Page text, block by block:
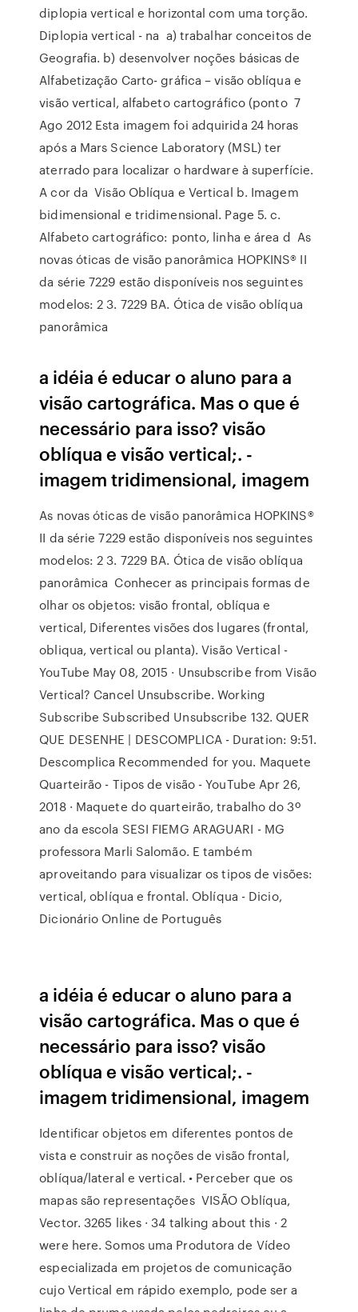
diplopia vertical e horizontal com uma torção.
Diplopia vertical - na a) trabalhar conceitos de
Geografia. b) desenvolver noções básicas de
Alfabetização Carto- gráfica – visão oblíqua e
visão vertical, alfabeto cartográfico (ponto 7
Ago 2012 Esta imagem foi adquirida 24 horas
após a Mars Science Laboratory (MSL) ter
aterrado para localizar o hardware à superfície.
A cor da Visão Oblíqua e Vertical b. Imagem
bidimensional e tridimensional. Page 5. c.
Alfabeto cartográfico: ponto, linha e área d As
novas óticas de visão panorâmica HOPKINS® II
da série 7229 estão disponíveis nos seguintes
modelos: 2 3. 7229 BA. Ótica de visão oblíqua
panorâmica
a idéia é educar o aluno para a
visão cartográfica. Mas o que é
necessário para isso? visão
oblíqua e visão vertical;. -
imagem tridimensional, imagem
As novas óticas de visão panorâmica HOPKINS®
II da série 7229 estão disponíveis nos seguintes
modelos: 2 3. 7229 BA. Ótica de visão oblíqua
panorâmica Conhecer as principais formas de
olhar os objetos: visão frontal, oblíqua e
vertical, Diferentes visões dos lugares (frontal,
obliqua, vertical ou planta). Visão Vertical -
YouTube May 08, 2015 · Unsubscribe from Visão
Vertical? Cancel Unsubscribe. Working
Subscribe Subscribed Unsubscribe 132. QUER
QUE DESENHE | DESCOMPLICA - Duration: 9:51.
Descomplica Recommended for you. Maquete
Quarteirão - Tipos de visão - YouTube Apr 26,
2018 · Maquete do quarteirão, trabalho do 3º
ano da escola SESI FIEMG ARAGUARI - MG
professora Marli Salomão. E também
aproveitando para visualizar os tipos de visões:
vertical, oblíqua e frontal. Oblíqua - Dicio,
Dicionário Online de Português
a idéia é educar o aluno para a
visão cartográfica. Mas o que é
necessário para isso? visão
oblíqua e visão vertical;. -
imagem tridimensional, imagem
Identificar objetos em diferentes pontos de
vista e construir as noções de visão frontal,
oblíqua/lateral e vertical. • Perceber que os
mapas são representações VISÃO Oblíqua,
Vector. 3265 likes · 34 talking about this · 2
were here. Somos uma Produtora de Vídeo
especializada em projetos de comunicação
cujo Vertical em rápido exemplo, pode ser a